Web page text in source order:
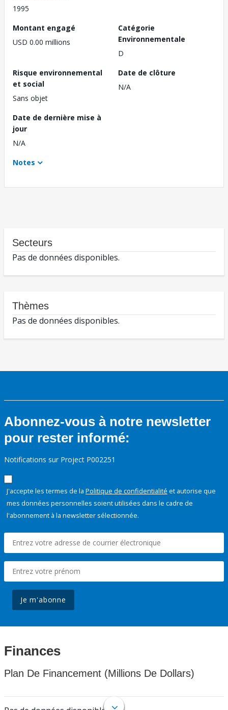
1995
Montant engagé
USD 0.00 millions
Catégorie
Environnementale
D
Risque environnemental
et social
Sans objet
Date de clôture
N/A
Date de dernière mise à
jour
N/A
Notes
Secteurs
Pas de données disponibles.
Thèmes
Pas de données disponibles.
Abonnez-vous à notre newsletter
pour rester informé:
Notifications sur Project P002251
J'accepte les termes de la Politique de confidentialité et autorise que
mes données personnelles soient utilisées dans le cadre de
l'abonnement à la newsletter sélectionnée.
Je m'abonne
Finances
Plan De Financement (Millions De Dollars)